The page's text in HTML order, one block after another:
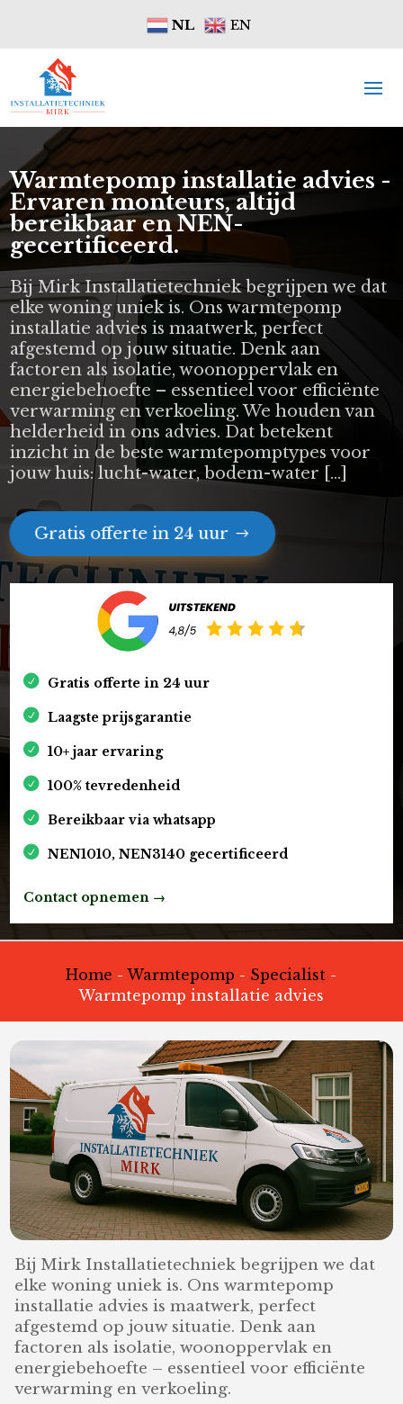
NL EN
Warmtepomp installatie advies -
Ervaren monteurs, altijd
bereikbaar en NEN-
gecertificeerd.
Bij Mirk Installatietechniek begrijpen we dat
elke woning uniek is. Ons warmtepomp
installatie advies is maatwerk, perfect
afgestemd op jouw situatie. Denk aan
factoren als isolatie, woonoppervlak en
energiebehoefte – essentieel voor efficiënte
verwarming en verkoeling. We houden van
helderheid in ons advies. Dat betekent
inzicht in de beste warmtepomptypes voor
jouw huis: lucht-water, bodem-water […]
Gratis offerte in 24 uur
Gratis offerte in 24 uur
Laagste prijsgarantie
10+ jaar ervaring
100% tevredenheid
Bereikbaar via whatsapp
NEN1010, NEN3140 gecertificeerd
Contact opnemen →
Home -Warmtepomp - Specialist -
Warmtepomp installatie advies
Bij Mirk Installatietechniek begrijpen we dat
elke woning uniek is. Ons warmtepomp
installatie advies is maatwerk, perfect
afgestemd op jouw situatie. Denk aan
factoren als isolatie, woonoppervlak en
energiebehoefte – essentieel voor efficiënte
verwarming en verkoeling.